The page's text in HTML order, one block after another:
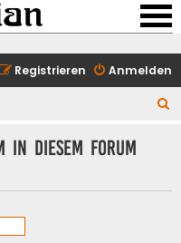
Anmelden
Registrieren
in diesem Forum